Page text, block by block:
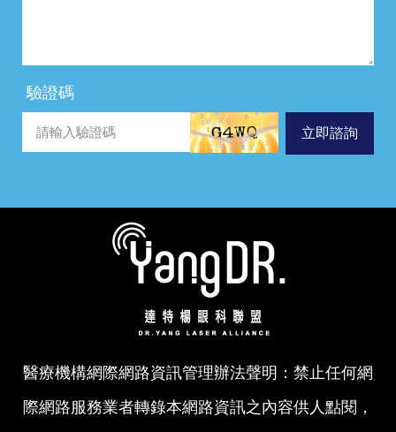
驗證碼
立即諮詢
醫療機構網際網路資訊管理辦法聲明：禁止任何網
際網路服務業者轉錄本網路資訊之內容供人點閱，